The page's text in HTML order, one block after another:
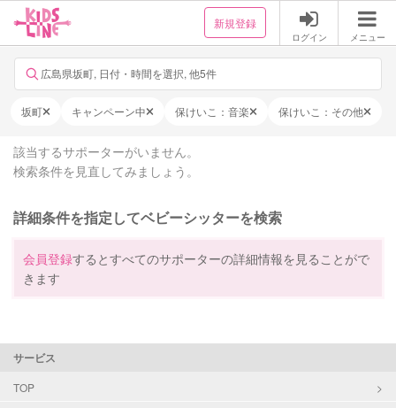
新規登録
ログイン メニュー
広島県坂町, 日付・時間を選択, 他5件
坂町 キャンペーン中 保けいこ：音楽 保けいこ：その他
該当するサポーターがいません。
検索条件を見直してみましょう。
詳細条件を指定してベビーシッターを検索
会員登録するとすべてのサポーターの詳細情報を見ることがで
きます
サービス
TOP